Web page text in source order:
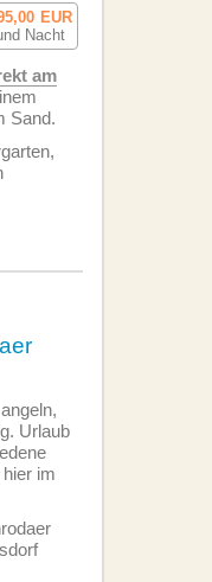
EUR
Nacht
am
Sand.
Urlaub
im